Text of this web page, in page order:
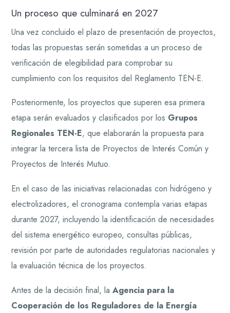
Un proceso que culminará en 2027
Una vez concluido el plazo de presentación de proyectos,
todas las propuestas serán sometidas a un proceso de
verificación de elegibilidad para comprobar su
cumplimiento con los requisitos del Reglamento TEN-E.
Posteriormente, los proyectos que superen esa primera
etapa serán evaluados y clasificados por los Grupos
Regionales TEN-E, que elaborarán la propuesta para
integrar la tercera lista de Proyectos de Interés Común y
Proyectos de Interés Mutuo.
En el caso de las iniciativas relacionadas con hidrógeno y
electrolizadores, el cronograma contempla varias etapas
durante 2027, incluyendo la identificación de necesidades
del sistema energético europeo, consultas públicas,
revisión por parte de autoridades regulatorias nacionales y
la evaluación técnica de los proyectos.
Antes de la decisión final, laAgencia para la
Cooperación de los Reguladores de la Energía